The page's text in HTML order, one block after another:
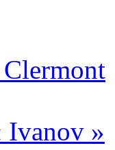
Ivanov »